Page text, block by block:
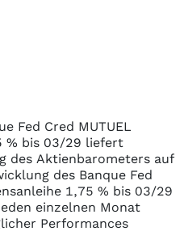
Fed Cred MUTUEL
% bis 03/29 liefert
des Aktienbarometers auf
des Banque Fed
1,75 % bis 03/29
einzelnen Monat
Performances